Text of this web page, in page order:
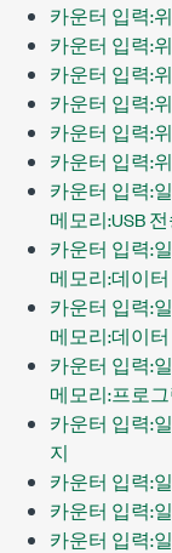
카운터 입력:
카운터 입력:
카운터 입력:
카운터 입력:
카운터 입력:
카운터 입력:
카운터 입력:
메모리:USB
카운터 입력:
메모리:데이
카운터 입력:
메모리:데이
카운터 입력:
메모리:프로
카운터 입력:
지
카운터 입력:
카운터 입력:
카운터 입력: